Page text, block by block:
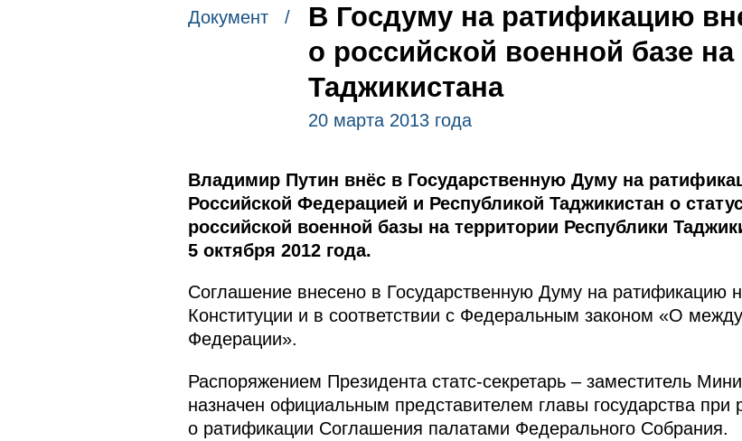
Документ /
В Госдуму на ратификацию
о российской военной базе на
Таджикистана
20 марта 2013 года
Владимир Путин внёс в Государственную Думу на
Российской Федерацией и Республикой Таджикистан о
российской военной базы на территории Республики
5 октября 2012 года.
Соглашение внесено в Государственную Думу на ратификацию
Конституции и в соответствии с Федеральным законом «О
Федерации».
Распоряжением Президента статс-секретарь – заместитель
назначен официальным представителем главы государства при
о ратификации Соглашения палатами Федерального Собрания.